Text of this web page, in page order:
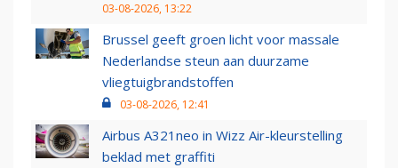
03-08-2026, 13:22
Brussel geeft groen licht voor massale
Nederlandse steun aan duurzame
vliegtuigbrandstoffen
03-08-2026, 12:41
Airbus A321neo in Wizz Air-kleurstelling
beklad met graffiti